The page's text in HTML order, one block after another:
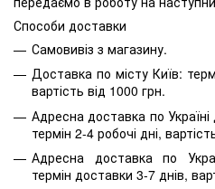
Способи доставки
Самовивіз з магазину.
Доставка по місту Київ:
вартість від 1000 грн.
Адресна доставка по
термін 2-4 робочі дні,
Адресна доставка по
термін доставки 3-7 днів,